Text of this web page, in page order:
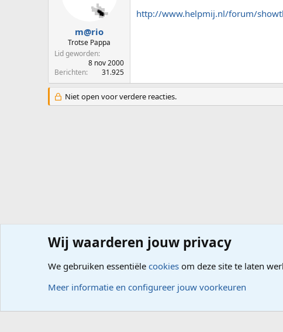
m@rio
Trotse Pappa
Lid geworden
8 nov 2000
Berichten
31.925
http://www.helpmij.nl/forum/
Niet open voor verdere reacties.
Forums Computerproblemen Software Internet, Games
Wij waarderen jouw privacy
We gebruiken essentiële cookies om deze site te laten
Meer informatie en configureer jouw voorkeuren